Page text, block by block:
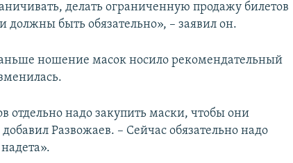
делать ограниченную продажу билетов
должны быть обязательно», – заявил он.
ношение масок носило рекомендательный
отдельно надо закупить маски, чтобы они
Развожаев. – Сейчас обязательно надо